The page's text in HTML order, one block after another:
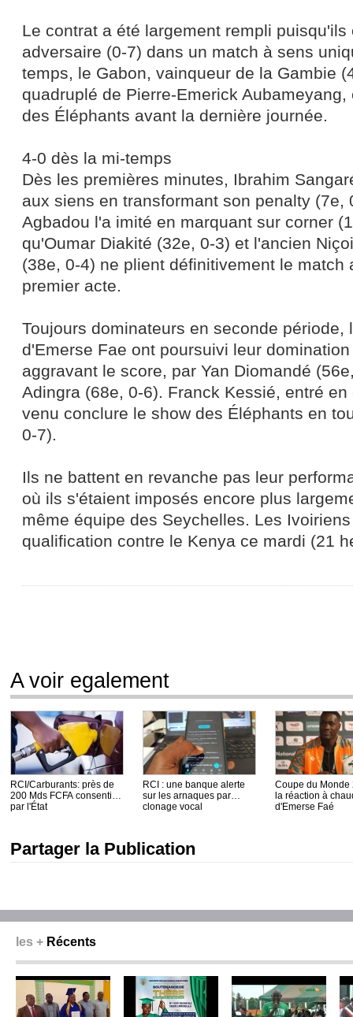
Le contrat a été largement rempli puisqu'ils
adversaire (0-7) dans un match à sens
temps, le Gabon, vainqueur de la Gambie
quadruplé de Pierre-Emerick
des Éléphants avant la dernière journée.
4-0 dès la mi-temps
Dès les premières minutes, Ibrahim
aux siens en transformant son penalty (7e,
Agbadou l'a imité en marquant sur corner
qu'Oumar Diakité (32e, 0-3) et l'ancien
(38e, 0-4) ne plient définitivement le match
premier acte.
Toujours dominateurs en seconde période,
d'Emerse Fae ont poursuivi leur
aggravant le score, par Yan Diomandé
Adingra (68e, 0-6). Franck Kessié, entré
venu conclure le show des Éléphants en
0-7).
Ils ne battent en revanche pas leur
où ils s'étaient imposés encore plus
même équipe des Seychelles. Les
qualification contre le Kenya ce mardi (21
A voir egalement
RCI/Carburants: près de
200 Mds FCFA consentis
par l'État
RCI : une banque alerte
sur les arnaques par
clonage vocal
Coupe du Monde
la réaction à
d'Emerse Faé
Partager la Publication
les + Récents